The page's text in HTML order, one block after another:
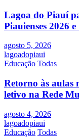
Lagoa do Piauí
Piauienses 2026
agosto 5, 2026
lagoadopiaui
Educação Todas
Retorno às aulas
letivo na Rede
agosto 4, 2026
lagoadopiaui
Educação Todas